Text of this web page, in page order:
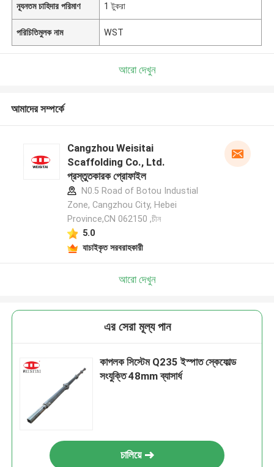
ন্যূনতম চাহিদার পরিমাণ 1 টুকরা
পরিচিতিমুলক নাম WST
আরো দেখুন
আমাদের সম্পর্কে
Cangzhou Weisitai
Scaffolding Co., Ltd.
প্রস্তুতকারক প্রোফাইল
N0.5 Road of Botou Industial
Zone, Cangzhou City, Hebei
Province,CN 062150 ,চীন
5.0
যাচাইকৃত সরবরাহকারী
আরো দেখুন
এর সেরা মূল্য পান
কাপলক সিস্টেম Q235 ইস্পাত স্কেফোল্ড
সংযুক্তি 48mm ব্যাসার্ধ
চালিয়ে